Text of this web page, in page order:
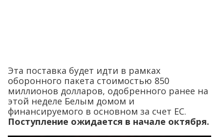
Эта поставка будет идти в рамках
оборонного пакета стоимостью 850
миллионов долларов, одобренного ранее на
этой неделе Белым домом и
финансируемого в основном за счет ЕС.
Поступление ожидается в начале октября.